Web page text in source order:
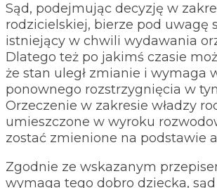
Sąd, podejmując decyzję w
rodzicielskiej, bierze pod uwagę
istniejący w chwili wydawania
Dlatego też po jakimś czasie
że stan uległ zmianie i wymaga
ponownego rozstrzygnięcia w
Orzeczenie w zakresie władzy
umieszczone w wyroku
zostać zmienione na podstawie
Zgodnie ze wskazanym
wymaga tego dobro dziecka,